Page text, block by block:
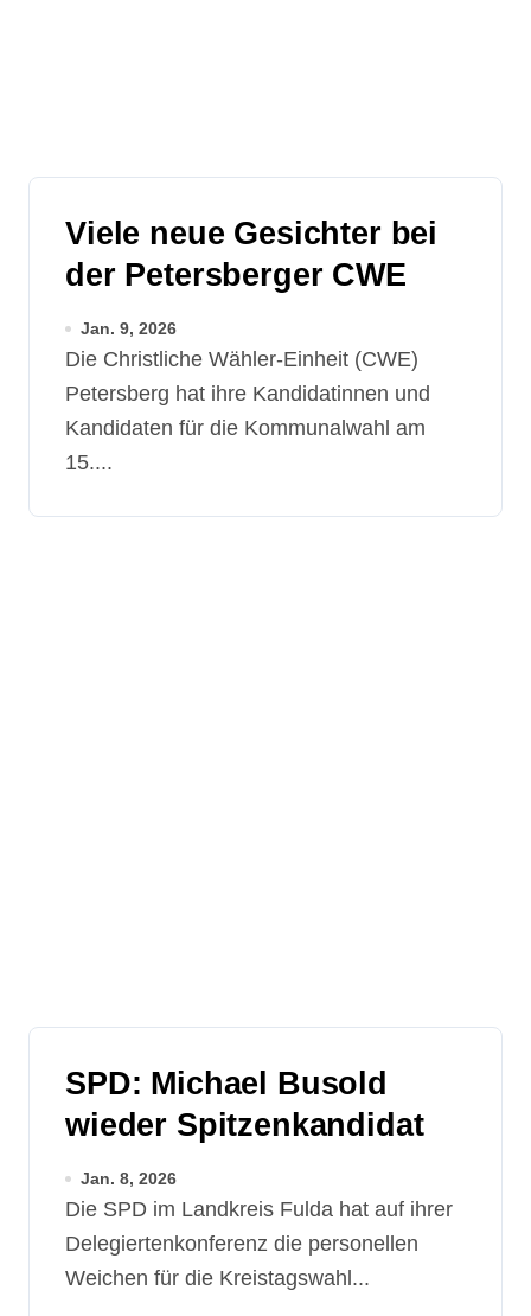
Viele neue Gesichter bei
der Petersberger CWE
Jan. 9, 2026
Die Christliche Wähler-Einheit (CWE)
Petersberg hat ihre Kandidatinnen und
Kandidaten für die Kommunalwahl am
15....
SPD: Michael Busold
wieder Spitzenkandidat
Jan. 8, 2026
Die SPD im Landkreis Fulda hat auf ihrer
Delegiertenkonferenz die personellen
Weichen für die Kreistagswahl...